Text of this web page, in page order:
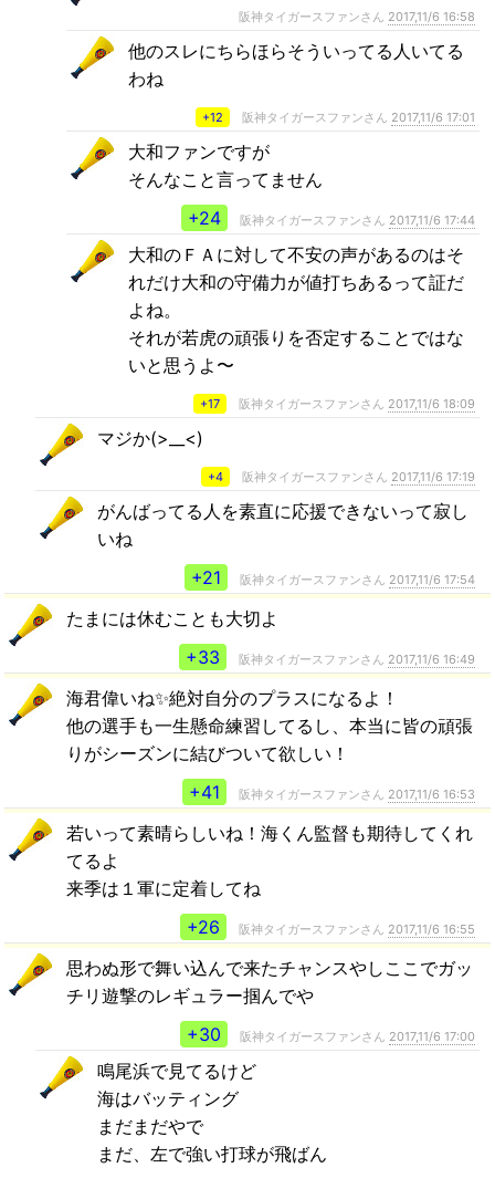
阪神タイガースファンさん 2017,11/6 16:58
他のスレにちらほらそういってる人いてる
わね
+12 阪神タイガースファンさん 2017,11/6 17:01
大和ファンですが
そんなこと言ってません
+24
阪神タイガースファンさん 2017,11/6 17:44
大和のＦＡに対して不安の声があるのはそ
れだけ大和の守備力が値打ちあるって証だ
よね。
それが若虎の頑張りを否定することではな
いと思うよ〜
+17 阪神タイガースファンさん 2017,11/6 18:09
マジか(>__<)
+4 阪神タイガースファンさん 2017,11/6 17:19
がんばってる人を素直に応援できないって寂し
いね
+21
阪神タイガースファンさん 2017,11/6 17:54
たまには休むことも大切よ
+33
阪神タイガースファンさん 2017,11/6 16:49
海君偉いね✨絶対自分のプラスになるよ！
他の選手も一生懸命練習してるし、本当に皆の頑張
りがシーズンに結びついて欲しい！
+41
阪神タイガースファンさん 2017,11/6 16:53
若いって素晴らしいね！海くん監督も期待してくれ
てるよ
来季は１軍に定着してね
+26
阪神タイガースファンさん 2017,11/6 16:55
思わぬ形で舞い込んで来たチャンスやしここでガッ
チリ遊撃のレギュラー掴んでや
+30
阪神タイガースファンさん 2017,11/6 17:00
鳴尾浜で見てるけど
海はバッティング
まだまだやで
まだ、左で強い打球が飛ばん